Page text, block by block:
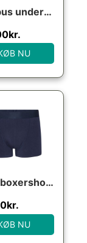
Bambus underbukser i petrol til mænd
kr.
NU
Navy boxershorts (bambus), str. medium
kr.
NU